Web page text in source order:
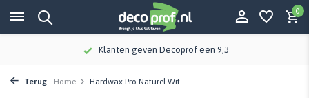
0
Klanten geven Decoprof een 9,3
Terug Home Hardwax Pro Naturel Wit